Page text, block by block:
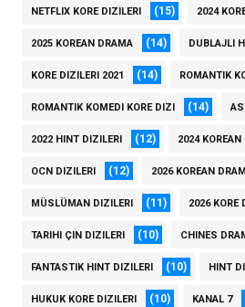
NETFLIX KORE DIZILERI (15) 2024
2025 KOREAN DRAMA (14) DUBLAJLI
KORE DIZILERI 2021 (14) ROMANTIK
ROMANTIK KOMEDI KORE DIZI (14)
2022 HINT DIZILERI (12) 2024 KOREAN
OCN DIZILERI (12) 2026 KOREAN
MÜSLÜMAN DIZILERI (11) 2026 KORE
TARIHI ÇIN DIZILERI (10) CHINES
FANTASTIK HINT DIZILERI (10) HINT
HUKUK KORE DIZILERI (10) KANAL 7